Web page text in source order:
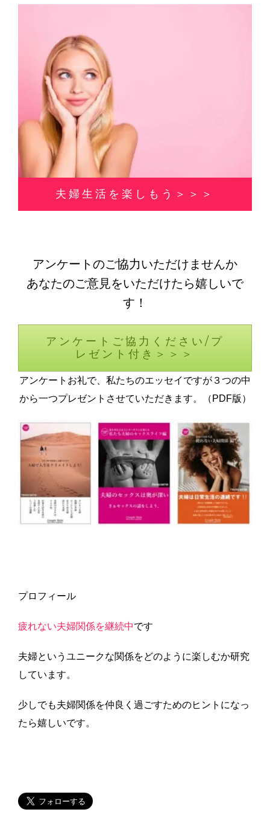
夫婦生活を楽しもう＞＞＞
アンケートのご協力いただけませんか
あなたのご意見をいただけたら嬉しいで
す！
アンケートご協力ください/プ
レゼント付き＞＞＞
アンケートお礼で、私たちのエッセイですが３つの中
から一つプレゼントさせていただきます。（PDF版）
プロフィール
疲れない夫婦関係を継続中です
夫婦というユニークな関係をどのように楽しむか研究
しています。
少しでも夫婦関係を仲良く過ごすためのヒントになっ
たら嬉しいです。